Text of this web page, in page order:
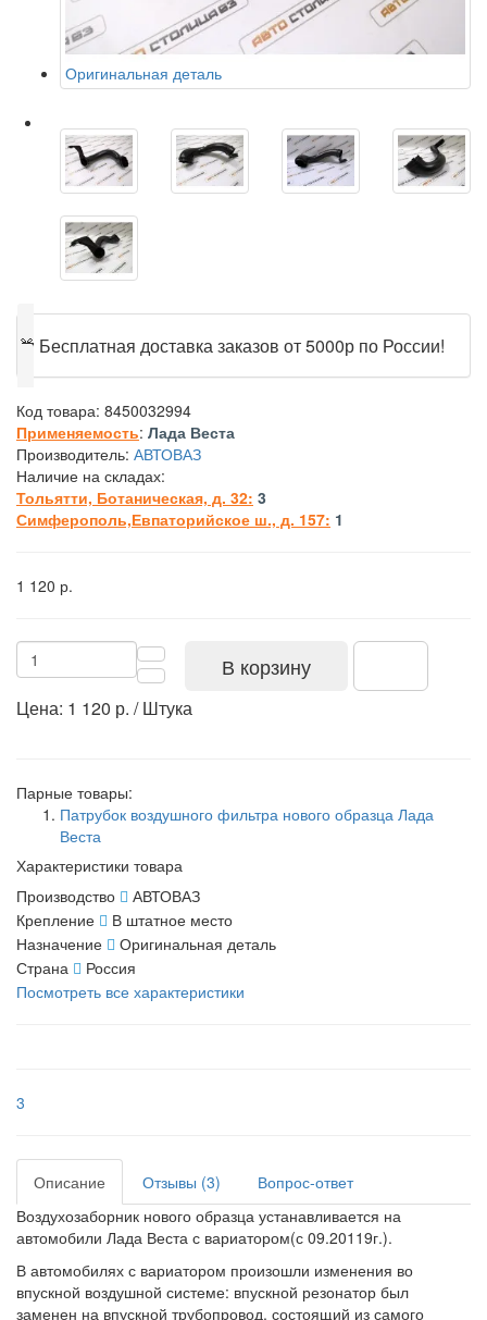
Оригинальная деталь
🎁 Бесплатная доставка заказов от 5000р по России!
Код товара: 8450032994
Применяемость: Лада Веста
Производитель: АВТОВАЗ
Наличие на складах:
Тольятти, Ботаническая, д. 32: 3
Симферополь,Евпаторийское ш., д. 157: 1
1 120 р.
В корзину
Цена: 1 120 р. / Штука
Парные товары:
Патрубок воздушного фильтра нового образца Лада
Веста
Характеристики товара
Производство
АВТОВАЗ
Крепление
В штатное место
Назначение
Оригинальная деталь
Страна
Россия
Посмотреть все характеристики
3
Описание Отзывы (3)
Вопрос-ответ
Воздухозаборник нового образца устанавливается на
автомобили Лада Веста с вариатором(с 09.20119г.).
В автомобилях с вариатором произошли изменения во
впускной воздушной системе: впускной резонатор был
заменен на впускной трубопровод, состоящий из самого